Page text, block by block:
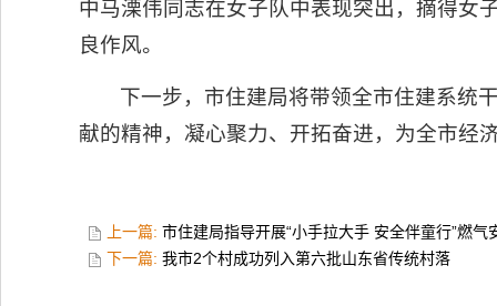
中马溧伟同志在女子队中表现突出，摘得女
良作风。
下一步，市住建局将带领全市住建系统
献的精神，凝心聚力、开拓奋进，为全市经
上一篇: 市住建局指导开展“小手拉大手 安全伴童行”燃
下一篇: 我市2个村成功列入第六批山东省传统村落